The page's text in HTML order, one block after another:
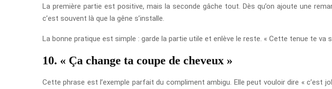
La première partie est positive, mais la seconde gâche tout. Dès qu’on ajoute une
c’est souvent là que la gêne s’installe.
La bonne pratique est simple : garde la partie utile et enlève le reste. « Cette tenue te
10. « Ça change ta coupe de cheveux »
Cette phrase est l’exemple parfait du compliment ambigu. Elle peut vouloir dire « c’est